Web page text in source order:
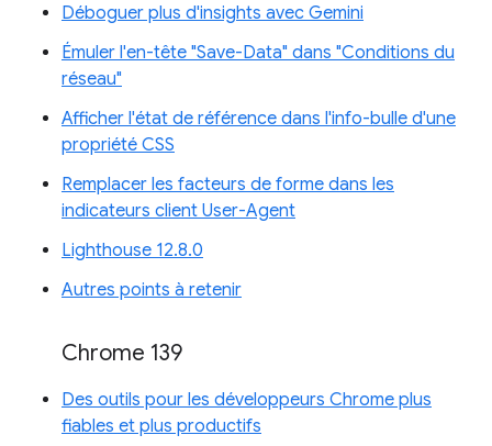
Déboguer plus d'insights avec Gemini
Émuler l'en-tête "Save-Data" dans "Conditions du
réseau"
Afficher l'état de référence dans l'info-bulle d'une
propriété CSS
Remplacer les facteurs de forme dans les
indicateurs client User-Agent
Lighthouse 12.8.0
Autres points à retenir
Chrome 139
Des outils pour les développeurs Chrome plus
fiables et plus productifs